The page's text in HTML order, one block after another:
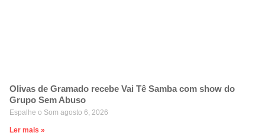
Olivas de Gramado recebe Vai Tê Samba com show do
Grupo Sem Abuso
Espalhe o Som agosto 6, 2026
Ler mais »